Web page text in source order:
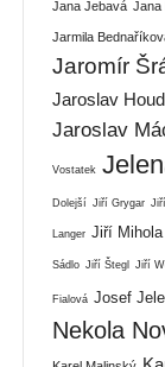
Jana Jebavá Jana
Jarmila
Jaromír
Jaroslav
Jaroslav
Vostatek
Dolejší Jiří Grygar
Langer Jiří Mihola
Sádlo Jiří Štegl Jiří
Fialová Josef
Nekola